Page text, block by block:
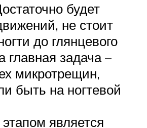
будет
не стоит
до глянцевого
главная задача –
микротрещин,
быть на ногтевой
является